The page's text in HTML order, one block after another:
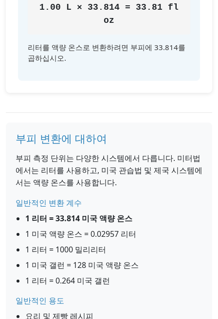
1.00 L × 33.814 = 33.81 fl
oz
리터를 액량 온스로 변환하려면 부피에 33.814를
곱하십시오.
부피 변환에 대하여
부피 측정 단위는 다양한 시스템에서 다릅니다. 미터법
에서는 리터를 사용하고, 미국 관습법 및 제국 시스템에
서는 액량 온스를 사용합니다.
일반적인 변환 계수
1 리터 = 33.814 미국 액량 온스
1 미국 액량 온스 = 0.02957 리터
1 리터 = 1000 밀리리터
1 미국 갤런 = 128 미국 액량 온스
1 리터 = 0.264 미국 갤런
일반적인 용도
요리 및 제빵 레시피